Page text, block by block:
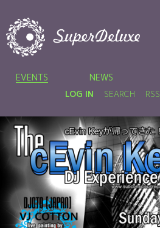
EVENTS NEWS
LOG IN SEARCH RSS